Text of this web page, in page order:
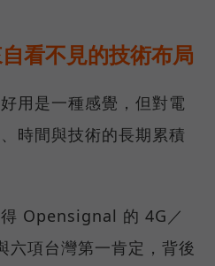
看不見的技術布局
用是一種感覺，但對電
時間與技術的長期累積
Opensignal 的 4G／
項台灣第一肯定，背後